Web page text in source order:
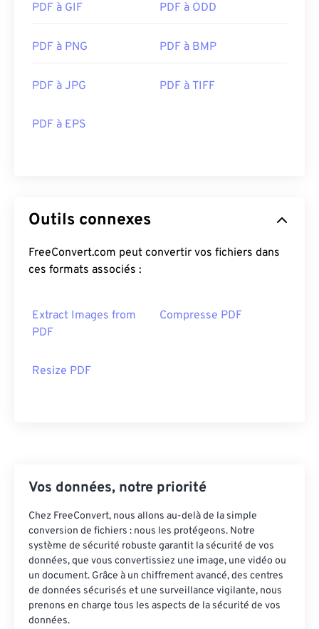
PDF à GIF PDF à ODD
PDF à PNG PDF à BMP
PDF à JPG PDF à TIFF
PDF à EPS
Outils connexes
FreeConvert.com peut convertir vos fichiers dans
ces formats associés :
Extract Images from
PDF
Compresse PDF
Resize PDF
Vos données, notre priorité
Chez FreeConvert, nous allons au-delà de la simple
conversion de fichiers : nous les protégeons. Notre
système de sécurité robuste garantit la sécurité de vos
données, que vous convertissiez une image, une vidéo ou
un document. Grâce à un chiffrement avancé, des centres
de données sécurisés et une surveillance vigilante, nous
prenons en charge tous les aspects de la sécurité de vos
données.